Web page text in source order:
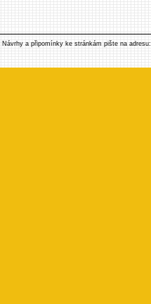
Návrhy a připomínky ke stránkám pište na adresu: